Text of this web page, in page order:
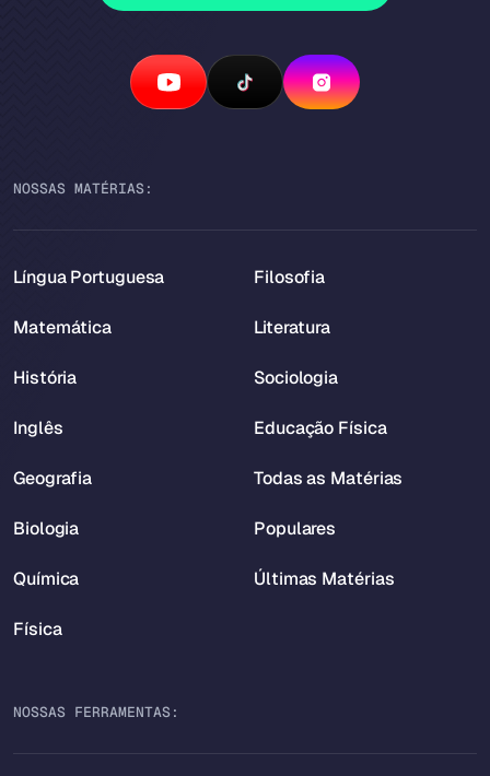
NOSSAS MATÉRIAS:
Língua Portuguesa
Matemática
História
Inglês
Geografia
Biologia
Química
Física
Filosofia
Literatura
Sociologia
Educação Física
Todas as Matérias
Populares
Últimas Matérias
NOSSAS FERRAMENTAS: